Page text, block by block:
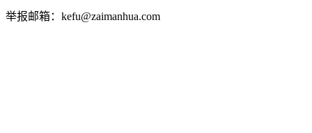
举报邮箱：kefu@zaimanhua.com